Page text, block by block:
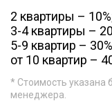
2 квартиры –
3-4 квартиры –
5-9 квартир –
от 10 квартир –
* Стоимость указана
менеджера.